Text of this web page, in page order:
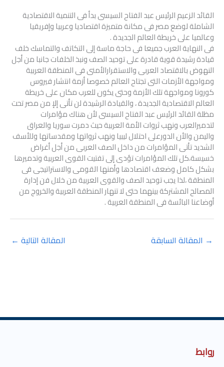
القائد الزعيم الرئيس عبد الفتاح السيسى بدأ فى التنمية الاقتصادية
الشاملة لوضع مصر فى مكانة متميزة اقتصاديا وعربيا وإفريقيا
وعالميا على خريطة العالم الجديدة .
فى النهاية العرب جميعا فى حاجة ماسة إلى التكاتف والتماسك خلف
قيادة رشيدة قوية قادرة على توحيد الصف ونبذ الخلفات جانبا من أجل
النهوض بالاقتصاد العربى والاستقرارالأمنى فى المنطقة العربية
ومواجهة الأزمات التى تجتاح العالم خصوصا أزمة انتشار فيروس
كورونا ومواجهة تلك الأزمة وحتى يكون للعرب مكان على خريطة
العالم الاقتصادية الجديدة ، والقيادة الرشيدة لن تأتى إلإ من مصر تحت
مظلة القائد الرئيس عبد الفتاح السيسى لأن هناك مؤامرات
لتدميرالعرب ونهب ثروات الأمة العربية حيث دمرت سوريا والعراق
واليمن والأن الدورعلى احتلال ليبيا ونهب ثرواتها ومقدساتها وللأسف
الشديد تأتى المؤامرات من داخل الصف العربى من أجل أغراض
خسيسة،كل تلك المؤامرات تؤدى إلى تفتيت القوى العربية وتدميرها
بشكل كامل وضعف اقتصادها وأمنها القومى والاستراتيجى فى
المنطقة ،لذا يجب توحيد الصف والقوى العربية من خلال فن إدارة
المصالح المشتركة بينهما حتى لا تنهار المنطقة العربية والخروج من
أوضاعنا البائسة فى المنطقة العربية .
→ المقالة السابقة المقالة التالية ←
روابط